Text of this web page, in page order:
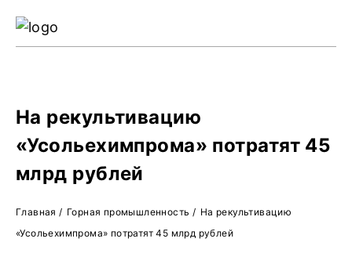
На рекультивацию
«Усольехимпрома» потратят 45
млрд рублей
Главная / Горная промышленность / На рекультивацию
«Усольехимпрома» потратят 45 млрд рублей